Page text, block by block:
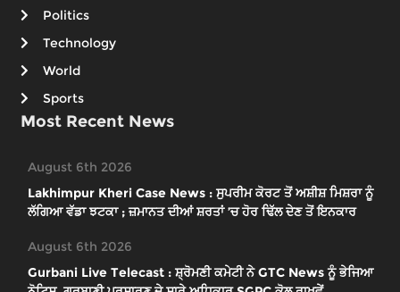
Politics
Technology
World
Sports
Most Recent News
August 6th 2026
Lakhimpur Kheri Case News : ਸੁਪਰੀਮ ਕੋਰਟ ਤੋਂ ਅਸ਼ੀਸ਼ ਮਿਸ਼ਰਾ ਨੂੰ
ਲੱਗਿਆ ਵੱਡਾ ਝਟਕਾ ; ਜ਼ਮਾਨਤ ਦੀਆਂ ਸ਼ਰਤਾਂ ’ਚ ਹੋਰ ਢਿੱਲ ਦੇਣ ਤੋਂ ਇਨਕਾਰ
August 6th 2026
Gurbani Live Telecast : ਸ਼੍ਰੋਮਣੀ ਕਮੇਟੀ ਨੇ GTC News ਨੂੰ ਭੇਜਿਆ